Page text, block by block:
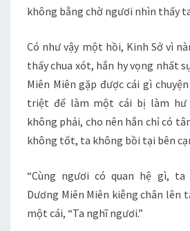
không bằng chờ ngươi nhìn thấy
Có như vậy một hồi, Kinh Sở vì
thấy chua xót, hắn hy vọng nhất
Miên Miên gặp được cái gì
triệt để làm một cái bị làm hư
không phải, cho nên hắn chỉ có
không tốt, ta không bồi tại bên
“Cùng ngươi có quan hệ gì, ta
Dương Miên Miên kiễng chân lên
một cái, “Ta nghĩ ngươi.”